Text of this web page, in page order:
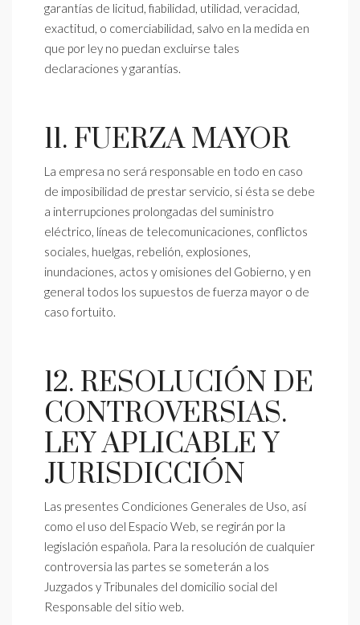
garantías de licitud, fiabilidad, utilidad, veracidad,
exactitud, o comerciabilidad, salvo en la medida en
que por ley no puedan excluirse tales
declaraciones y garantías.
11. FUERZA MAYOR
La empresa no será responsable en todo en caso
de imposibilidad de prestar servicio, si ésta se debe
a interrupciones prolongadas del suministro
eléctrico, líneas de telecomunicaciones, conflictos
sociales, huelgas, rebelión, explosiones,
inundaciones, actos y omisiones del Gobierno, y en
general todos los supuestos de fuerza mayor o de
caso fortuito.
12. RESOLUCIÓN DE
CONTROVERSIAS.
LEY APLICABLE Y
JURISDICCIÓN
Las presentes Condiciones Generales de Uso, así
como el uso del Espacio Web, se regirán por la
legislación española. Para la resolución de cualquier
controversia las partes se someterán a los
Juzgados y Tribunales del domicilio social del
Responsable del sitio web.